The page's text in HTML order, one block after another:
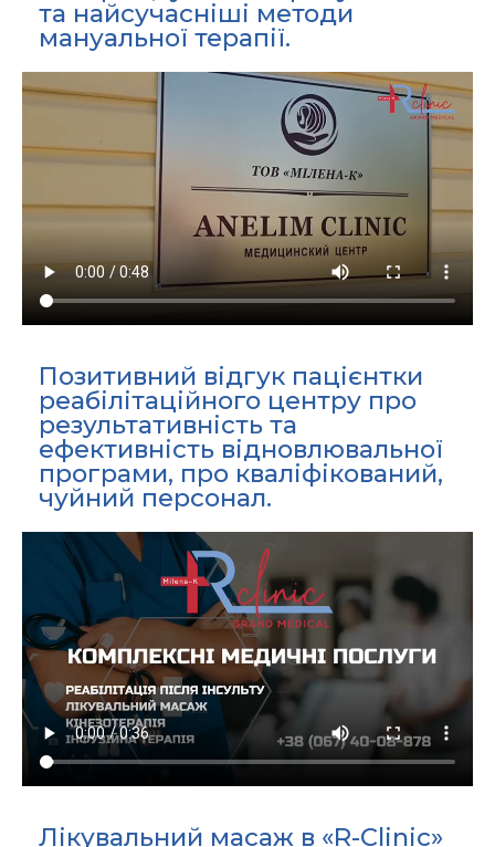
та найсучасніші методи
мануальної терапії.
Позитивний відгук пацієнтки
реабілітаційного центру про
результативність та
ефективність відновлювальної
програми, про кваліфікований,
чуйний персонал.
Лікувальний масаж в «R-Clinic»